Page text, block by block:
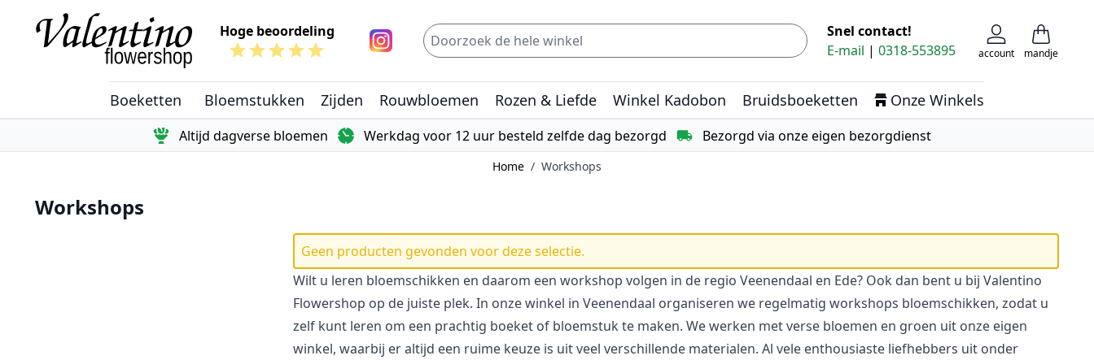
Ga naar de inhoud
Hoge beoordeling
Boeketten Bloemstukken Zijden Rouwbloemen Rozen & Liefde Winkel Kadobon Bruidsboeketten Onze Winkels
account Cart
mandje
ZoekSnel contact!
E-mail | 0318-553895
Altijd dagverse bloemen Werkdag voor 12 uur besteld zelfde dag bezorgd Bezorgd via onze eigen bezorgdienst
Home / Workshops
Workshops
Geen producten gevonden voor deze selectie.
Wilt u leren bloemschikken en daarom een workshop volgen in de regio Veenendaal en Ede? Ook dan bent u bij Valentino
Flowershop op de juiste plek. In onze winkel in Veenendaal organiseren we regelmatig workshops bloemschikken, zodat u
zelf kunt leren om een prachtig boeket of bloemstuk te maken. We werken met verse bloemen en groen uit onze eigen
winkel, waarbij er altijd een ruime keuze is uit veel verschillende materialen. Al vele enthousiaste liefhebbers uit onder